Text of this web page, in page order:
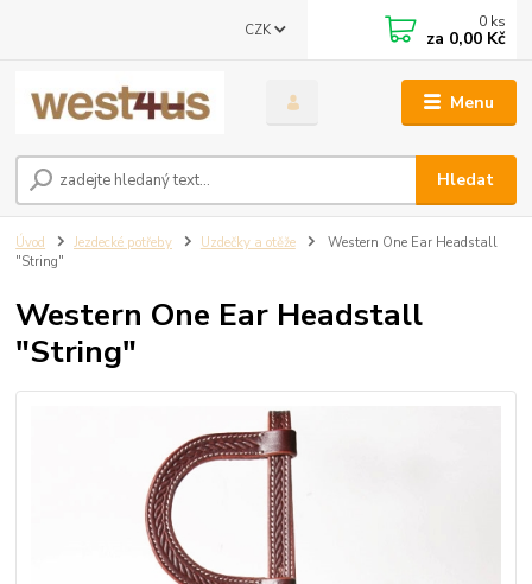
Menu
CZK
Hledat
0 ks
za 0,00 Kč
Úvod Jezdecké potřeby Uzdečky a otěže
Western One Ear Headstall
"String"
Western One Ear Headstall
"String"